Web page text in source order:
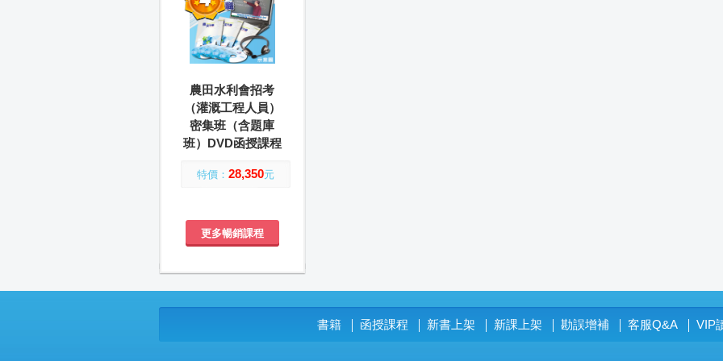
農田水利會招考
（灌溉工程人員）
密集班（含題庫
班）DVD函授課程
特價： 28,350元
更多暢銷課程
書籍 函授課程 新書上架 新課上架 勘誤增補 客服Q&A VIP